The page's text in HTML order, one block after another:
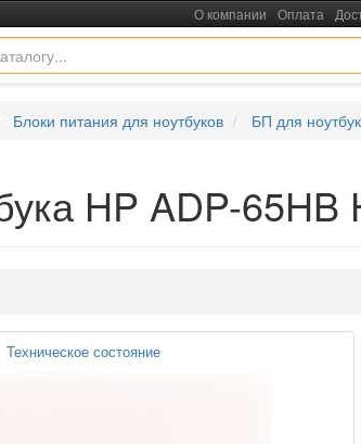
О компании Оплата
Блоки питания для ноутбуков БП для
HP ADP-65HB
Техническое состояние